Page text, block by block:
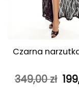
Czarna
349,00zł
cena